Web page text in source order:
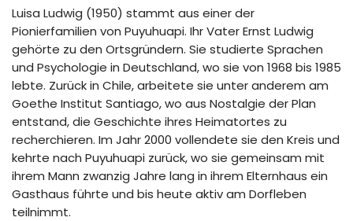
Luisa Ludwig (1950) stammt aus einer der
Pionierfamilien von Puyuhuapi. Ihr Vater Ernst Ludwig
gehörte zu den Ortsgründern. Sie studierte Sprachen
und Psychologie in Deutschland, wo sie von 1968 bis 1985
lebte. Zurück in Chile, arbeitete sie unter anderem am
Goethe Institut Santiago, wo aus Nostalgie der Plan
entstand, die Geschichte ihres Heimatortes zu
recherchieren. Im Jahr 2000 vollendete sie den Kreis und
kehrte nach Puyuhuapi zurück, wo sie gemeinsam mit
ihrem Mann zwanzig Jahre lang in ihrem Elternhaus ein
Gasthaus führte und bis heute aktiv am Dorfleben
teilnimmt.